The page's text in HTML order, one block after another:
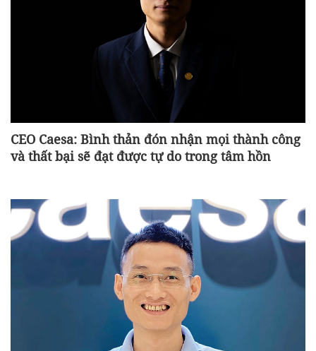
CEO Caesa: Bình thản đón nhận mọi thành công
và thất bại sẽ đạt được tự do trong tâm hồn